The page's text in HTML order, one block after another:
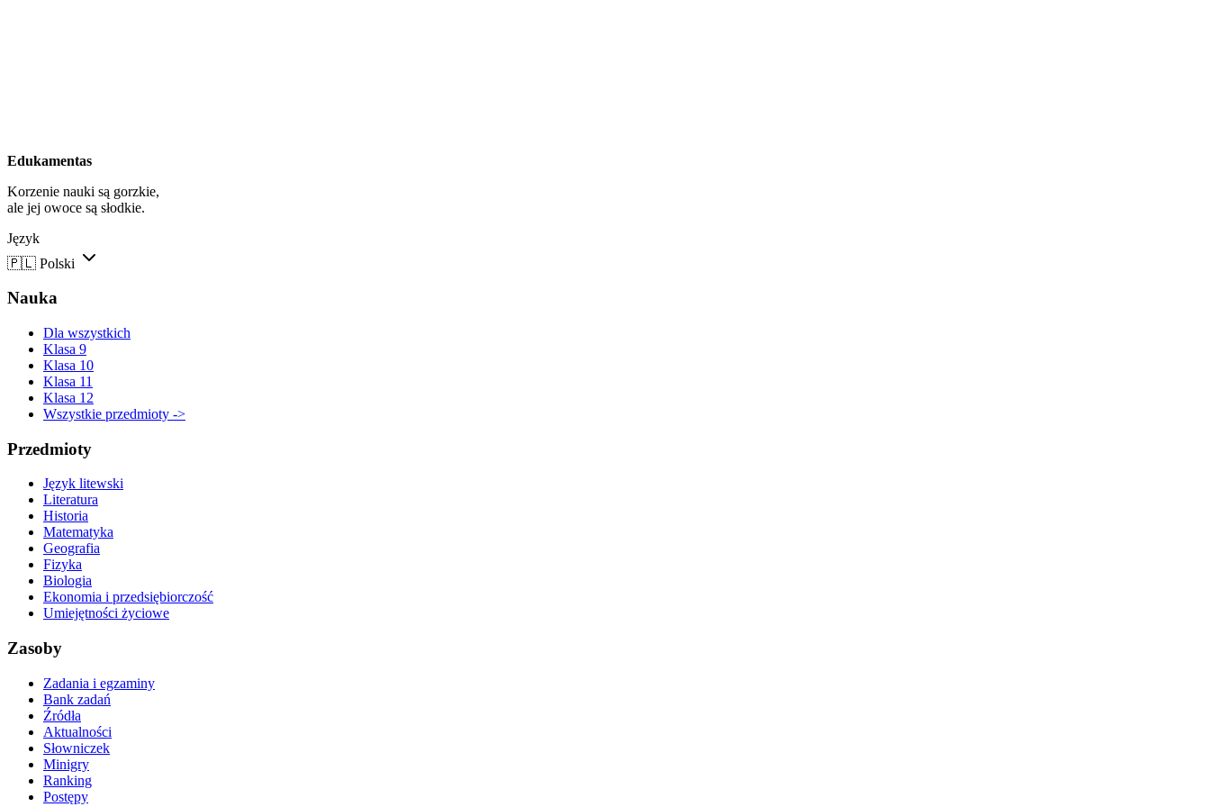
Edukamentas
Korzenie nauki są gorzkie,
ale jej owoce są słodkie.
Język
🇵🇱 Polski
Nauka
Dla wszystkich
Klasa 9
Klasa 10
Klasa 11
Klasa 12
Wszystkie przedmioty ->
Przedmioty
Język litewski
Literatura
Historia
Matematyka
Geografia
Fizyka
Biologia
Ekonomia i przedsiębiorczość
Umiejętności życiowe
Zasoby
Zadania i egzaminy
Bank zadań
Źródła
Aktualności
Słowniczek
Minigry
Ranking
Postępy